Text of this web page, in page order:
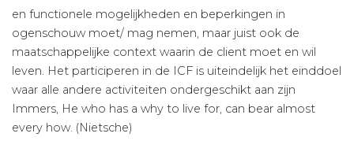
en functionele mogelijkheden en beperkingen in
ogenschouw moet/ mag nemen, maar juist ook de
maatschappelijke context waarin de client moet en wil
leven. Het participeren in de ICF is uiteindelijk het einddoel
waar alle andere activiteiten ondergeschikt aan zijn
Immers, He who has a why to live for, can bear almost
every how. (Nietsche)